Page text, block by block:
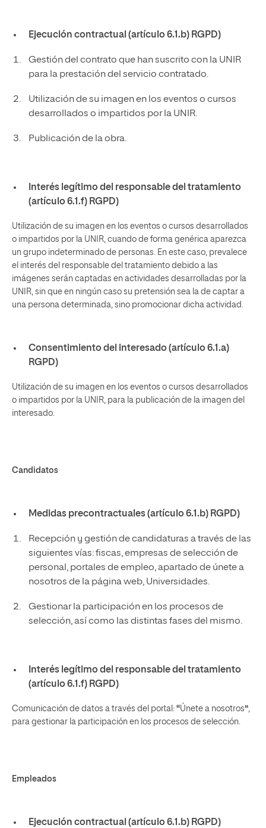
Ejecución contractual (artículo 6.1.b) RGPD)
Gestión del contrato que han suscrito con la UNIR
para la prestación del servicio contratado.
Utilización de su imagen en los eventos o cursos
desarrollados o impartidos por la UNIR.
Publicación de la obra.
Interés legítimo del responsable del tratamiento
(artículo 6.1.f) RGPD)
Utilización de su imagen en los eventos o cursos desarrollados
o impartidos por la UNIR, cuando de forma genérica aparezca
un grupo indeterminado de personas. En este caso, prevalece
el interés del responsable del tratamiento debido a las
imágenes serán captadas en actividades desarrolladas por la
UNIR, sin que en ningún caso su pretensión sea la de captar a
una persona determinada, sino promocionar dicha actividad.
Consentimiento del interesado (artículo 6.1.a)
RGPD)
Utilización de su imagen en los eventos o cursos desarrollados
o impartidos por la UNIR, para la publicación de la imagen del
interesado.
Candidatos
Medidas precontractuales (artículo 6.1.b) RGPD)
Recepción y gestión de candidaturas a través de las
siguientes vías: fiscas, empresas de selección de
personal, portales de empleo, apartado de únete a
nosotros de la página web, Universidades.
Gestionar la participación en los procesos de
selección, así como las distintas fases del mismo.
Interés legítimo del responsable del tratamiento
(artículo 6.1.f) RGPD)
Comunicación de datos a través del portal: “Únete a nosotros”,
para gestionar la participación en los procesos de selección.
Empleados
Ejecución contractual (artículo 6.1.b) RGPD)